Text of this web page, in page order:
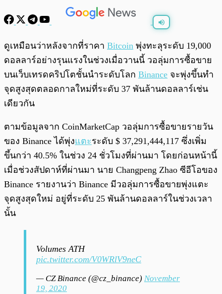
พร้อมเล่น 0:00
ดูเหมือนว่าหลังจากที่ราคา Bitcoin พุ่งทะลุระดับ 19,000
ดอลลาร์อย่างรุนแรงในช่วงเมื่อวานนี้ วอลุ่มการซื้อขาย
บนเว็บเทรดคริปโตชั้นนำระดับโลก Binance จะพุ่งขึ้นทำ
จุดสูงสุดตลอดกาลใหม่ที่ระดับ 37 พันล้านดอลลาร์เช่น
เดียวกัน
ตามข้อมูลจาก CoinMarketCap วอลุ่มการซื้อขายรายวัน
ของ Binance ได้พุ่งแตะระดับ $ 37,291,444,117 ซึ่งเพิ่ม
ขึ้นกว่า 40.5% ในช่วง 24 ชั่วโมงที่ผ่านมา โดยก่อนหน้านี้
เมื่อช่วงสัปดาห์ที่ผ่านมา นาย Changpeng Zhao ซีอีโอของ
Binance รายงานว่า Binance มีวอลุ่มการซื้อขายพุ่งแตะ
จุดสูงสุดใหม่ อยู่ที่ระดับ 25 พันล้านดอลลาร์ในช่วงเวลา
นั้น
Volumes ATH
pic.twitter.com/V0WRlV9neC
— CZ Binance (@cz_binance) November
19, 2020